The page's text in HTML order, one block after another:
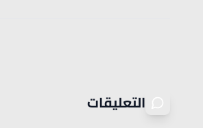
التعليقات